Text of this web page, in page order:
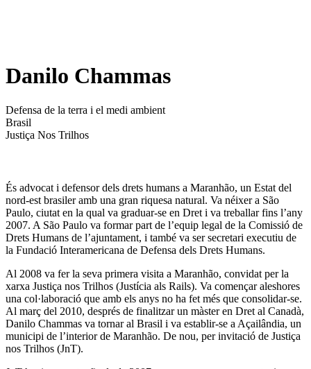
Danilo Chammas
Defensa de la terra i el medi ambient
Brasil
Justiça Nos Trilhos
És advocat i defensor dels drets humans a Maranhão, un Estat del
nord-est brasiler amb una gran riquesa natural. Va néixer a São
Paulo, ciutat en la qual va graduar-se en Dret i va treballar fins l’any
2007. A São Paulo va formar part de l’equip legal de la Comissió de
Drets Humans de l’ajuntament, i també va ser secretari executiu de
la Fundació Interamericana de Defensa dels Drets Humans.
Al 2008 va fer la seva primera visita a Maranhão, convidat per la
xarxa Justiça nos Trilhos (Justícia als Rails). Va començar aleshores
una col·laboració que amb els anys no ha fet més que consolidar-se.
Al març del 2010, després de finalitzar un màster en Dret al Canadà,
Danilo Chammas va tornar al Brasil i va establir-se a Açailândia, un
municipi de l’interior de Maranhão. De nou, per invitació de Justiça
nos Trilhos (JnT).